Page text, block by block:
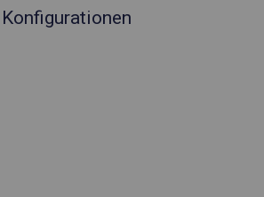
Konfigurationen